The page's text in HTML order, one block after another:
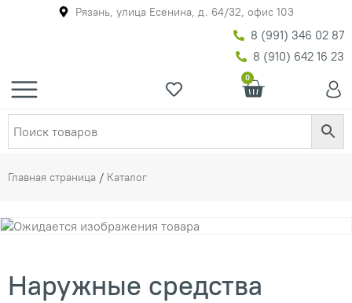
Рязань, улица Есенина, д. 64/32, офис 103
8 (991) 346 02 87
8 (910) 642 16 23
0
Главная страница / Каталог
Наружные средства